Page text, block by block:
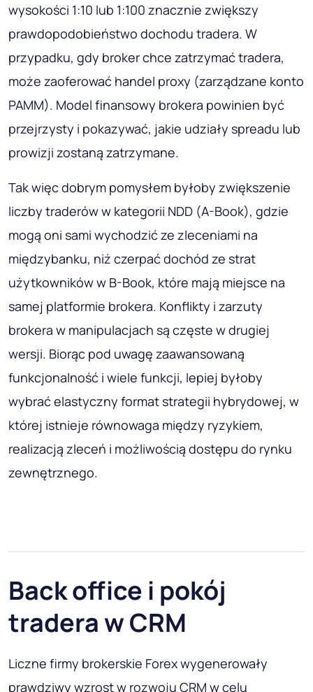
wysokości 1:10 lub 1:100 znacznie zwiększy
prawdopodobieństwo dochodu tradera. W
przypadku, gdy broker chce zatrzymać tradera,
może zaoferować handel proxy (zarządzane konto
PAMM). Model finansowy brokera powinien być
przejrzysty i pokazywać, jakie udziały spreadu lub
prowizji zostaną zatrzymane.
Tak więc dobrym pomysłem byłoby zwiększenie
liczby traderów w kategorii NDD (A-Book), gdzie
mogą oni sami wychodzić ze zleceniami na
międzybanku, niż czerpać dochód ze strat
użytkowników w B-Book, które mają miejsce na
samej platformie brokera. Konflikty i zarzuty
brokera w manipulacjach są częste w drugiej
wersji. Biorąc pod uwagę zaawansowaną
funkcjonalność i wiele funkcji, lepiej byłoby
wybrać elastyczny format strategii hybrydowej, w
której istnieje równowaga między ryzykiem,
realizacją zleceń i możliwością dostępu do rynku
zewnętrznego.
Back office i pokój
tradera w CRM
Liczne firmy brokerskie Forex wygenerowały
prawdziwy wzrost w rozwoju CRM w celu